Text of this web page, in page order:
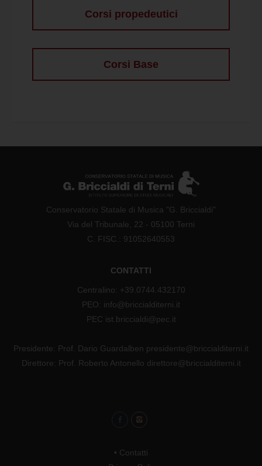
Corsi propedeutici
Corsi Base
Conservatorio Statale di Musica "G. Briccialdi"
Via del Tribunale, 22 - 05100 Terni
C. FISC.: 91052640553
CONTATTI
Centralino: +39.0744.432170
PEO: info@briccialditerni.it
PEC ist.briccialdi@pec.it
Presidente: Prof. Dario Guardalben presidente@briccialditerni.it
Direttore: Prof. Roberto Antonello direttore@briccialditerni.it
• Contatti